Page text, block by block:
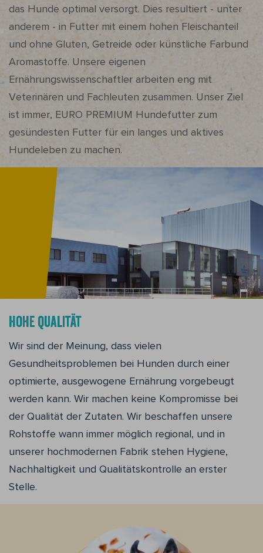
das Hunde optimal versorgt. Dies resultiert - unter
anderem - in Futter mit einem hohen Fleischanteil
und ohne Gluten, Getreide oder künstliche Farbund
Aromastoffe. Unsere eigenen
Ernährungswissenschaftler arbeiten eng mit
Veterinären und Fachleuten zusammen. Unser Ziel
ist immer, EURO PREMIUM Hundefutter zum
gesündesten Futter für ein langes und aktives
Hundeleben zu machen.
Hohe qualität
Wir sind der Meinung, dass vielen
Gesundheitsproblemen bei Hunden durch einer
optimierte, ausgewogene Ernährung vorgebeugt
werden kann. Wir machen keine Kompromisse bei
der Qualität der Zutaten. Wir beschaffen unsere
Rohstoffe wann immer möglich regional, und in
unserer hochmodernen Fabrik stehen Hygiene,
Nachhaltigkeit und Qualitätskontrolle an erster
Stelle.